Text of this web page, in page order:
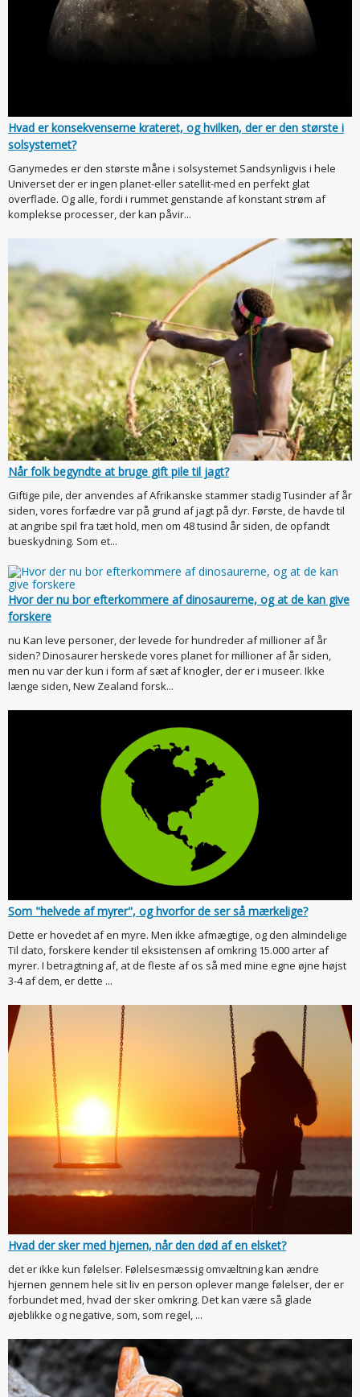
Hvad er konsekvenserne krateret, og hvilken, der er den største i
solsystemet?
Ganymedes er den største måne i solsystemet Sandsynligvis i hele
Universet der er ingen planet-eller satellit-med en perfekt glat
overflade. Og alle, fordi i rummet genstande af konstant strøm af
komplekse processer, der kan påvir...
Når folk begyndte at bruge gift pile til jagt?
Giftige pile, der anvendes af Afrikanske stammer stadig Tusinder af år
siden, vores forfædre var på grund af jagt på dyr. Første, de havde til
at angribe spil fra tæt hold, men om 48 tusind år siden, de opfandt
bueskydning. Som et...
Hvor der nu bor efterkommere af dinosaurerne, og at de kan give
forskere
nu Kan leve personer, der levede for hundreder af millioner af år
siden? Dinosaurer herskede vores planet for millioner af år siden,
men nu var der kun i form af sæt af knogler, der er i museer. Ikke
længe siden, New Zealand forsk...
Som "helvede af myrer", og hvorfor de ser så mærkelige?
Dette er hovedet af en myre. Men ikke afmægtige, og den almindelige
Til dato, forskere kender til eksistensen af omkring 15.000 arter af
myrer. I betragtning af, at de fleste af os så med mine egne øjne højst
3-4 af dem, er dette ...
Hvad der sker med hjernen, når den død af en elsket?
det er ikke kun følelser. Følelsesmæssig omvæltning kan ændre
hjernen gennem hele sit liv en person oplever mange følelser, der er
forbundet med, hvad der sker omkring. Det kan være så glade
øjeblikke og negative, som, som regel, ...